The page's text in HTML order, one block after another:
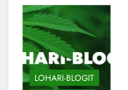
LOHARI-BLOGIT